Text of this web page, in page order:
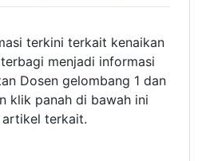
terkini terkait kenaikan
menjadi informasi
Dosen gelombang 1 dan
klik panah di bawah ini
terkait.